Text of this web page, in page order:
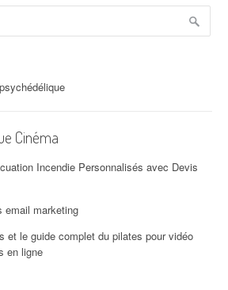
Cinéma
Incendie Personnalisés avec Devis
email marketing
le guide complet du pilates pour vidéo
en ligne